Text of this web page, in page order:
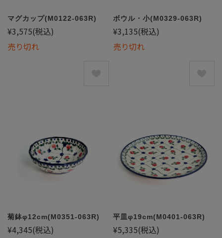
マグカップ(M0122-063R)
¥3,575(税込)
売り切れ
ボウル・小(M0329-063R)
¥3,135(税込)
売り切れ
菊鉢φ12cm(M0351-063R)
¥4,345(税込)
平皿φ19cm(M0401-063R)
¥5,335(税込)